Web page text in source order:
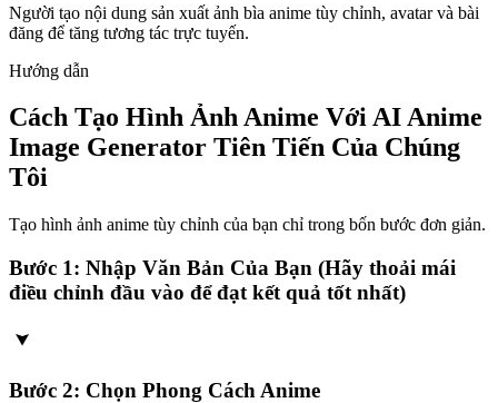
Người tạo nội dung sản xuất ảnh bìa anime tùy chỉnh, avatar và bài
đăng để tăng tương tác trực tuyến.
Hướng dẫn
Cách Tạo Hình Ảnh Anime Với AI Anime
Image Generator Tiên Tiến Của Chúng
Tôi
Tạo hình ảnh anime tùy chỉnh của bạn chỉ trong bốn bước đơn giản.
Bước 1: Nhập Văn Bản Của Bạn (Hãy thoải mái
điều chỉnh đầu vào để đạt kết quả tốt nhất)
Bước 2: Chọn Phong Cách Anime